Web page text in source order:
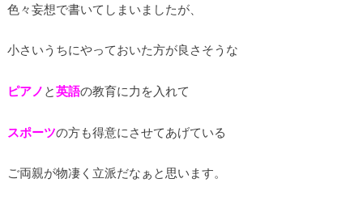
色々妄想で書いてしまいましたが、
小さいうちにやっておいた方が良さそうな
ピアノ と英語の教育に力を入れて
スポーツの方も得意にさせてあげている
ご両親が物凄く立派だなぁと思います。